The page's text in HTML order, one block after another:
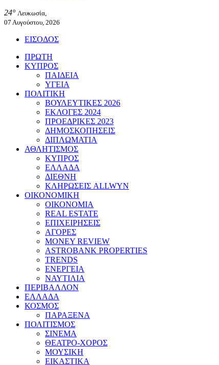
24° Λευκωσία,
07 Αυγούστου, 2026
ΕΙΣΟΔΟΣ
ΠΡΩΤΗ
ΚΥΠΡΟΣ
ΠΑΙΔΕΙΑ
ΥΓΕΙΑ
ΠΟΛΙΤΙΚΗ
ΒΟΥΛΕΥΤΙΚΕΣ 2026
ΕΚΛΟΓΕΣ 2024
ΠΡΟΕΔΡΙΚΕΣ 2023
ΔΗΜΟΣΚΟΠΗΣΕΙΣ
ΔΙΠΛΩΜΑΤΙΑ
ΑΘΛΗΤΙΣΜΟΣ
ΚΥΠΡΟΣ
ΕΛΛΑΔΑ
ΔΙΕΘΝΗ
ΚΛΗΡΩΣΕΙΣ ALLWYN
ΟΙΚΟΝΟΜΙΚΗ
ΟΙΚΟΝΟΜΙΑ
REAL ESTATE
ΕΠΙΧΕΙΡΗΣΕΙΣ
ΑΓΟΡΕΣ
MONEY REVIEW
ASTROBANK PROPERTIES
TRENDS
ΕΝΕΡΓΕΙΑ
ΝΑΥΤΙΛΙΑ
ΠΕΡΙΒΑΛΛΟΝ
ΕΛΛΑΔΑ
ΚΟΣΜΟΣ
ΠΑΡΑΞΕΝΑ
ΠΟΛΙΤΙΣΜΟΣ
ΣΙΝΕΜΑ
ΘΕΑΤΡΟ-ΧΟΡΟΣ
ΜΟΥΣΙΚΗ
ΕΙΚΑΣΤΙΚΑ